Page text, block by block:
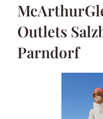
Outlets
Parndorf